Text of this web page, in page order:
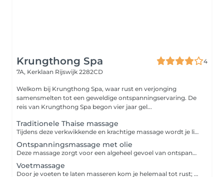
Krungthong Spa
4
7A, Kerklaan Rijswijk 2282CD
Welkom bij Krungthong Spa, waar rust en verjonging
samensmelten tot een geweldige ontspanningservaring. De
reis van Krungthong Spa begon vier jaar gel...
Traditionele Thaise massage
Tijdens deze verkwikkende en krachtige massage wordt je lichaam in verschillende yogahoudingen gebracht terwijl druk wordt uitgeoefend op verschillende reflexpunten. Deze massage zorgt voor ontspanning en energie en helpt vastzittende gewrichten los te maken en spierspanning te verlichten.
Ontspanningsmassage met olie
Deze massage zorgt voor een algeheel gevoel van ontspanning. Terwijl je spieren relaxen ebt stress weg zodat lichaam en geest weer in balans komen.
Voetmassage
Door je voeten te laten masseren kom je helemaal tot rust; een voetmassage heeft niet alleen effect op de voeten, maar zorgt ook voor een ontspannen gevoel.